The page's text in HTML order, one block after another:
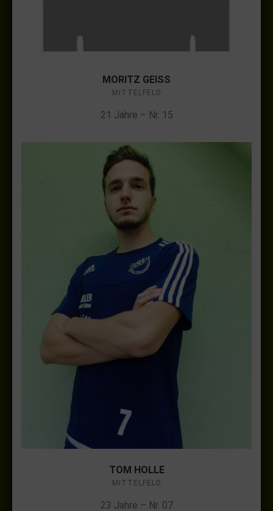
MORITZ GEISS
MITTELFELD
21 Jahre – Nr. 15
TOM HOLLE
MITTELFELD
23 Jahre – Nr. 07